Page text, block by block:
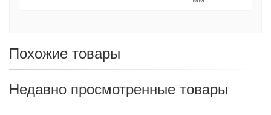
Похожие товары
Недавно просмотренные товары